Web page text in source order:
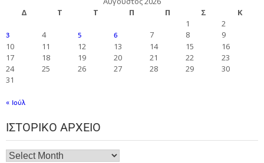
Δ
Τ Τ Π Π Σ
Κ
1
2
3 4 5 6 7 8
9
10
11 12 13 14 15
16
17
18 19 20 21 22
23
24
25 26 27 28 29
30
31
« Ιούλ
ΙΣΤΟΡΙΚΌ ΑΡΧΕΊΟ